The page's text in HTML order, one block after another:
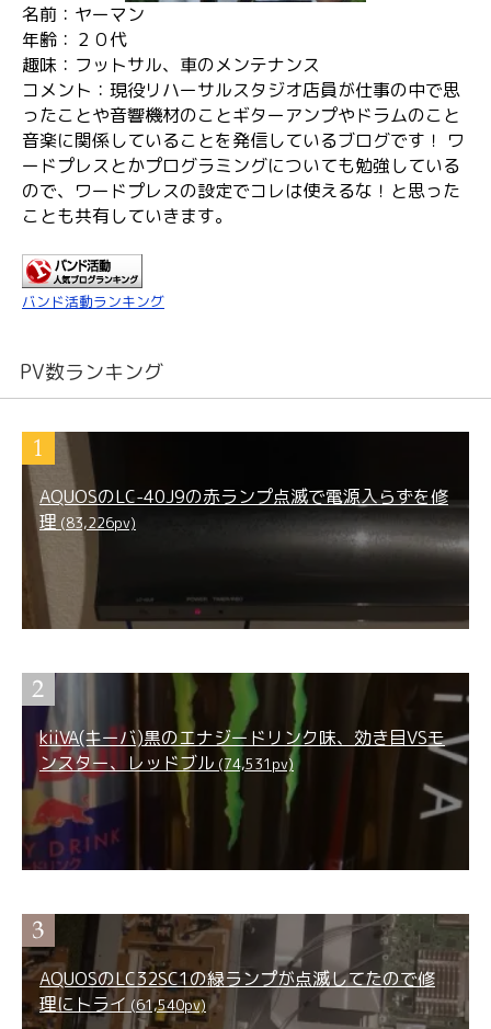
名前：ヤーマン
年齢：２０代
趣味：フットサル、車のメンテナンス
コメント：現役リハーサルスタジオ店員が仕事の中で思
ったことや音響機材のことギターアンプやドラムのこと
音楽に関係していることを発信しているブログです！ ワ
ードプレスとかプログラミングについても勉強している
ので、ワードプレスの設定でコレは使えるな！と思った
ことも共有していきます。
バンド活動ランキング
PV数ランキング
AQUOSのLC-40J9の赤ランプ点滅で電源入らずを修
理 (83,226pv)
kiiVA(キーバ)黒のエナジードリンク味、効き目VSモ
ンスター、レッドブル (74,531pv)
AQUOSのLC32SC1の緑ランプが点滅してたので修
理にトライ (61,540pv)